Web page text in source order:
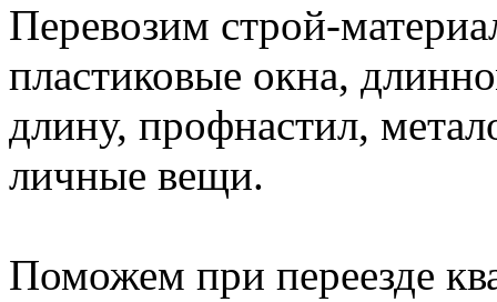
Перевозим строй-
пластиковые окна,
длину, профнастил,
личные вещи.
Поможем при переезде